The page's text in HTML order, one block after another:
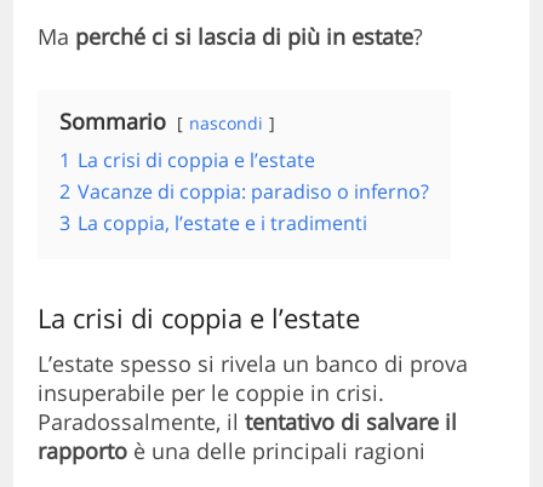
Ma perché ci si lascia di più in estate?
Sommario nascondi
1 La crisi di coppia e l’estate
2 Vacanze di coppia: paradiso o inferno?
3 La coppia, l’estate e i tradimenti
La crisi di coppia e l’estate
L’estate spesso si rivela un banco di prova
insuperabile per le coppie in crisi.
Paradossalmente, iltentativo di salvare il
rapporto è una delle principali ragioni